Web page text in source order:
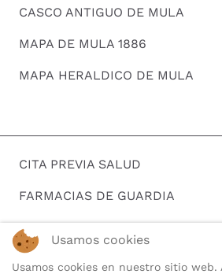
CASCO ANTIGUO DE MULA
MAPA DE MULA 1886
MAPA HERALDICO DE MULA
CITA PREVIA SALUD
FARMACIAS DE GUARDIA
HORARIOS DE AUTOBUSES
BUSCAR EMPLEO
Usamos cookies
Usamos cookies en nuestro sitio web.